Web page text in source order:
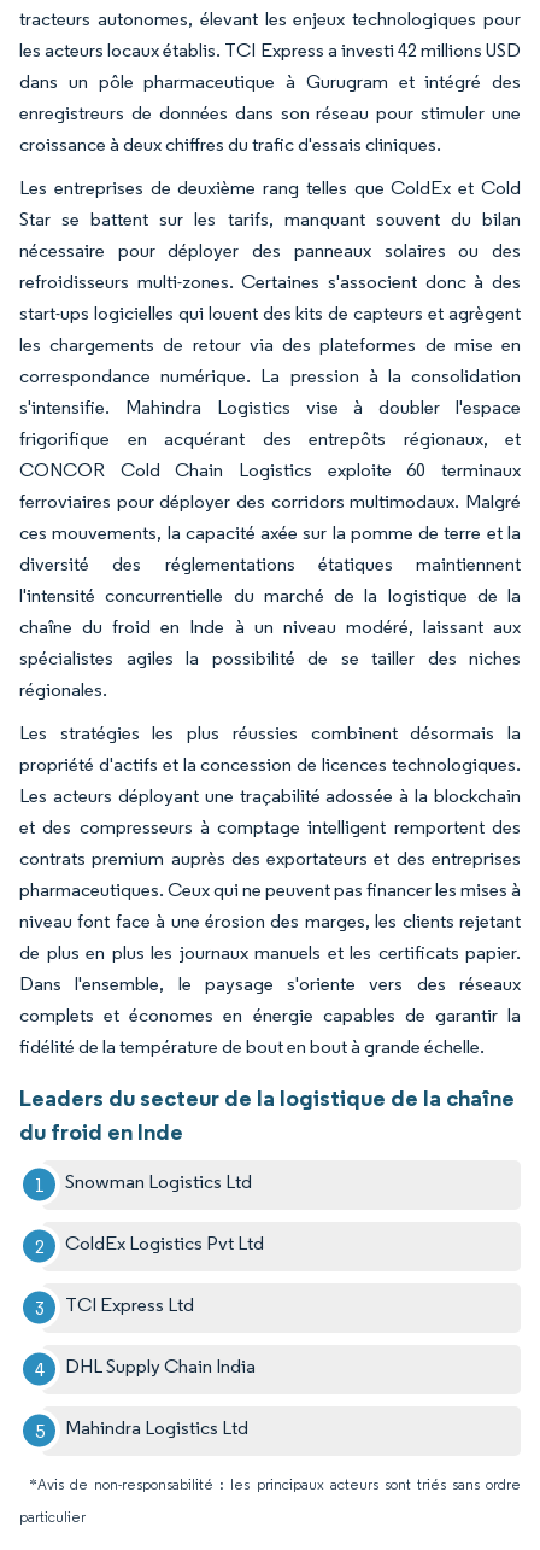
tracteurs autonomes, élevant les enjeux technologiques pour
les acteurs locaux établis. TCI Express a investi 42 millions USD
dans un pôle pharmaceutique à Gurugram et intégré des
enregistreurs de données dans son réseau pour stimuler une
croissance à deux chiffres du trafic d'essais cliniques.
Les entreprises de deuxième rang telles que ColdEx et Cold
Star se battent sur les tarifs, manquant souvent du bilan
nécessaire pour déployer des panneaux solaires ou des
refroidisseurs multi-zones. Certaines s'associent donc à des
start-ups logicielles qui louent des kits de capteurs et agrègent
les chargements de retour via des plateformes de mise en
correspondance numérique. La pression à la consolidation
s'intensifie. Mahindra Logistics vise à doubler l'espace
frigorifique en acquérant des entrepôts régionaux, et
CONCOR Cold Chain Logistics exploite 60 terminaux
ferroviaires pour déployer des corridors multimodaux. Malgré
ces mouvements, la capacité axée sur la pomme de terre et la
diversité des réglementations étatiques maintiennent
l'intensité concurrentielle du marché de la logistique de la
chaîne du froid en Inde à un niveau modéré, laissant aux
spécialistes agiles la possibilité de se tailler des niches
régionales.
Les stratégies les plus réussies combinent désormais la
propriété d'actifs et la concession de licences technologiques.
Les acteurs déployant une traçabilité adossée à la blockchain
et des compresseurs à comptage intelligent remportent des
contrats premium auprès des exportateurs et des entreprises
pharmaceutiques. Ceux qui ne peuvent pas financer les mises à
niveau font face à une érosion des marges, les clients rejetant
de plus en plus les journaux manuels et les certificats papier.
Dans l'ensemble, le paysage s'oriente vers des réseaux
complets et économes en énergie capables de garantir la
fidélité de la température de bout en bout à grande échelle.
Leaders du secteur de la logistique de la chaîne
du froid en Inde
Snowman Logistics Ltd
ColdEx Logistics Pvt Ltd
TCI Express Ltd
DHL Supply Chain India
Mahindra Logistics Ltd
*Avis de non-responsabilité : les principaux acteurs sont triés sans ordre
particulier